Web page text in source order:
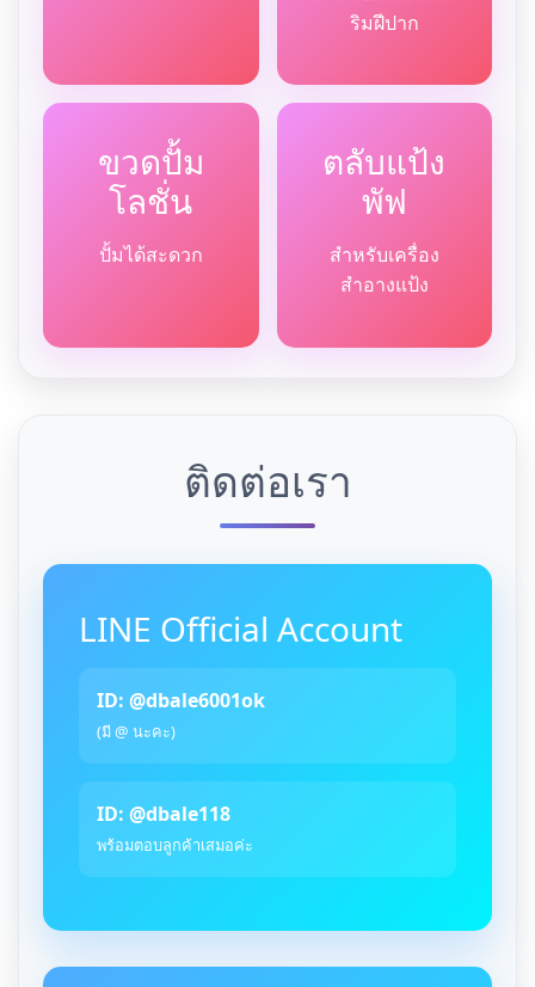
ริมฝีปาก
ขวดปั้ม
โลชั่น
ปั้มได้สะดวก
ตลับแป้ง
พัฟ
สำหรับเครื่อง
สำอางแป้ง
ติดต่อเรา
LINE Official Account
ID: @dbale6001ok
(มี @ นะคะ)
ID: @dbale118
พร้อมตอบลูกค้าเสมอค่ะ